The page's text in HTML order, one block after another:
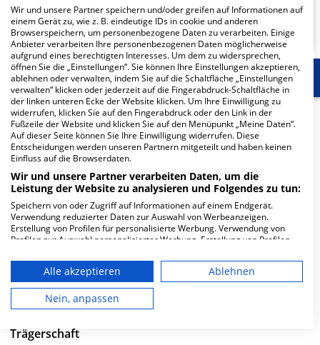
KLINIKEN FINDEN
Start Für die Klinik Weitere Fachabteilungen
Herzlich Willkommen
Krankenhaus Düren gem. GmbH in der Roonstraße 30
ist ein mittelgroßes Krankenhaus in Düren. Mit einer
Kapazität von 449 Betten werden in den spezialisierten
Fachabteilungen pro Jahr etwa 17.931 medizinische Fälle
behandelt und therapiert.
Besuchszeiten
0 bis 23 Uhr
Trägerschaft
Wir und unsere Partner speichern und/oder greifen auf Informationen auf
einem Gerät zu, wie z. B. eindeutige IDs in cookie und anderen
Browserspeichern, um personenbezogene Daten zu verarbeiten. Einige
Anbieter verarbeiten Ihre personenbezogenen Daten möglicherweise
aufgrund eines berechtigten Interesses. Um dem zu widersprechen,
öffnen Sie die „Einstellungen“. Sie können Ihre Einstellungen akzeptieren,
ablehnen oder verwalten, indem Sie auf die Schaltfläche „Einstellungen
verwalten“ klicken oder jederzeit auf die Fingerabdruck-Schaltfläche in
der linken unteren Ecke der Website klicken. Um Ihre Einwilligung zu
widerrufen, klicken Sie auf den Fingerabdruck oder den Link in der
Fußzeile der Website und klicken Sie auf den Menüpunkt „Meine Daten“.
Auf dieser Seite können Sie Ihre Einwilligung widerrufen. Diese
Entscheidungen werden unseren Partnern mitgeteilt und haben keinen
Einfluss auf die Browserdaten.
Wir und unsere Partner verarbeiten Daten, um die
Leistung der Website zu analysieren und Folgendes zu tun:
Speichern von oder Zugriff auf Informationen auf einem Endgerät.
Verwendung reduzierter Daten zur Auswahl von Werbeanzeigen.
Erstellung von Profilen für personalisierte Werbung. Verwendung von
Profilen zur Auswahl personalisierter Werbung. Erstellung von Profilen
personalisierter Inhalte. Messung der Werbeleistung. Messung der
Performance von Inhalten. Analyse von Zielgruppen durch Statistiken
oder Kombinationen von Daten aus verschiedenen Quellen. Entwicklung
und Verbesserung der Angebote. Verwendung reduzierter Daten zur
Auswahl von Inhalten.
die USA gesendet werden.
Alle akzeptieren
Ablehnen
Nein, anpassen